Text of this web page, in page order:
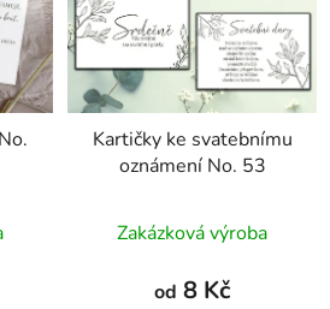
Kartičky ke svatebnímu
oznámení No. 53
Zakázková výroba
od 8 Kč